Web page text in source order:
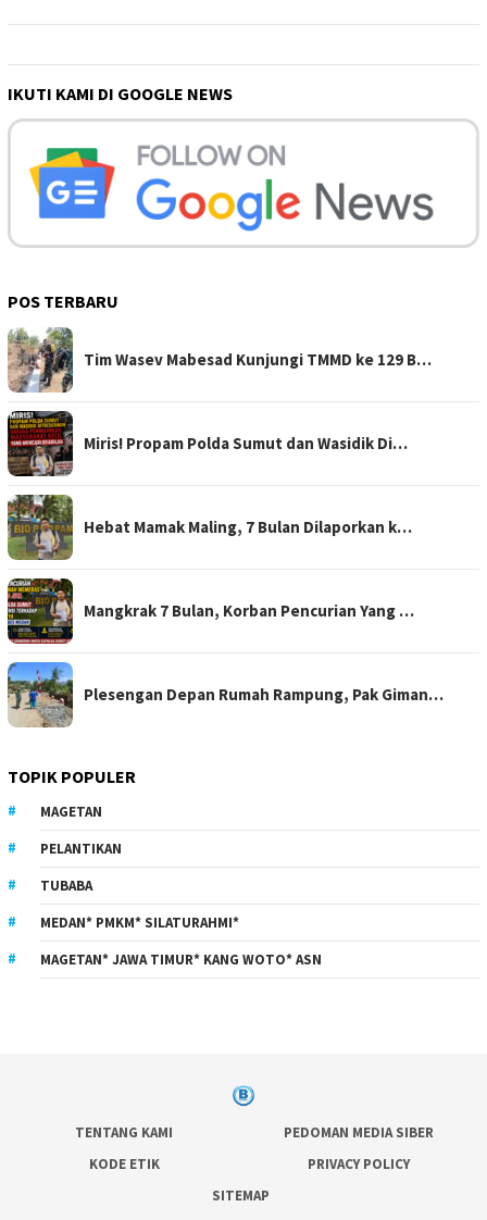
IKUTI KAMI DI GOOGLE NEWS
POS TERBARU
Tim Wasev Mabesad Kunjungi TMMD ke 129 B…
Miris! Propam Polda Sumut dan Wasidik Di…
Hebat Mamak Maling, 7 Bulan Dilaporkan k…
Mangkrak 7 Bulan, Korban Pencurian Yang …
Plesengan Depan Rumah Rampung, Pak Giman…
TOPIK POPULER
MAGETAN
PELANTIKAN
TUBABA
MEDAN* PMKM* SILATURAHMI*
MAGETAN* JAWA TIMUR* KANG WOTO* ASN
TENTANG KAMI
PEDOMAN MEDIA SIBER
KODE ETIK
PRIVACY POLICY
SITEMAP